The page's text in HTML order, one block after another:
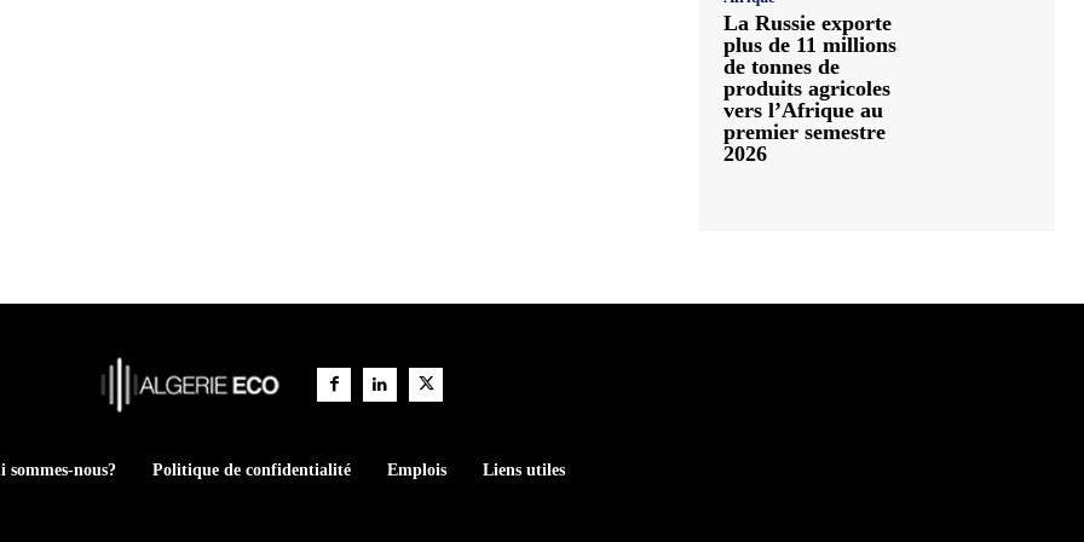
La Russie exporte
plus de 11 millions
de tonnes de
produits agricoles
vers l’Afrique au
premier semestre
2026
sommes-nous? Politique de confidentialité Emplois Liens utiles